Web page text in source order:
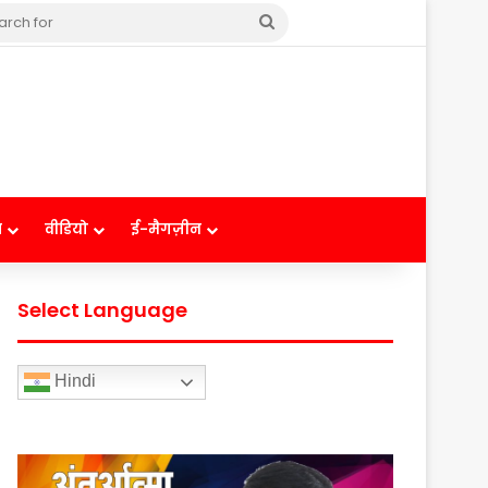
Search
वीडियो ई-मैगज़ीन
Select Language
Hindi